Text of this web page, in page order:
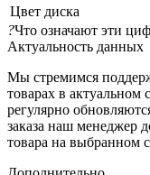
Цвет диска
?Что означают эти
Актуальность данных
Мы стремимся
товарах в актуальном
регулярно
заказа наш менеджер
товара на выбранном